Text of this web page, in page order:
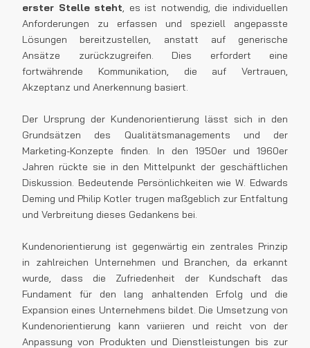
erster Stelle steht, es ist notwendig, die individuellen
Anforderungen zu erfassen und speziell angepasste
Lösungen bereitzustellen, anstatt auf generische
Ansätze zurückzugreifen. Dies erfordert eine
fortwährende Kommunikation, die auf Vertrauen,
Akzeptanz und Anerkennung basiert.
Der Ursprung der Kundenorientierung lässt sich in den
Grundsätzen des Qualitätsmanagements und der
Marketing-Konzepte finden. In den 1950er und 1960er
Jahren rückte sie in den Mittelpunkt der geschäftlichen
Diskussion. Bedeutende Persönlichkeiten wie W. Edwards
Deming und Philip Kotler trugen maßgeblich zur Entfaltung
und Verbreitung dieses Gedankens bei.
Kundenorientierung ist gegenwärtig ein zentrales Prinzip
in zahlreichen Unternehmen und Branchen, da erkannt
wurde, dass die Zufriedenheit der Kundschaft das
Fundament für den lang anhaltenden Erfolg und die
Expansion eines Unternehmens bildet. Die Umsetzung von
Kundenorientierung kann variieren und reicht von der
Anpassung von Produkten und Dienstleistungen bis zur